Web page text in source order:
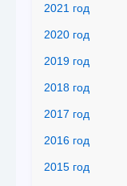
2021 год
2020 год
2019 год
2018 год
2017 год
2016 год
2015 год